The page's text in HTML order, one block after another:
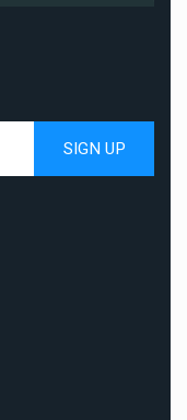
SIGN UP